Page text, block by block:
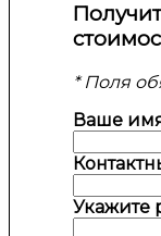
* Поля
Ваше
Укажите